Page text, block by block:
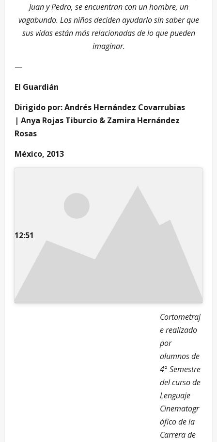
Juan y Pedro, se encuentran con un hombre, un
vagabundo. Los niños deciden ayudarlo sin saber que
sus vidas están más relacionadas de lo que pueden
imaginar.
—
El Guardián
Dirigido por: Andrés Hernández Covarrubias
| Anya Rojas Tiburcio & Zamira Hernández
Rosas
México, 2013
12:51
Cortometraj
e realizado
por
alumnos de
4° Semestre
del curso de
Lenguaje
Cinematogr
áfico de la
Carrera de